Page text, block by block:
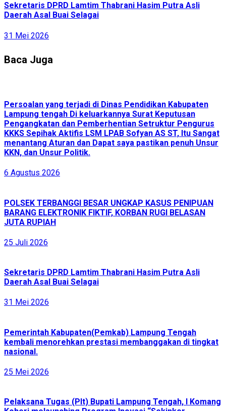
Sekretaris DPRD Lamtim Thabrani Hasim Putra Asli
Daerah Asal Buai Selagai
31 Mei 2026
Baca Juga
Persoalan yang terjadi di Dinas Pendidikan Kabupaten
Lampung tengah Di keluarkannya Surat Keputusan
Pengangkatan dan Pemberhentian Setruktur Pengurus
KKKS Sepihak Aktifis LSM LPAB Sofyan AS ST, Itu Sangat
menantang Aturan dan Dapat saya pastikan penuh Unsur
KKN, dan Unsur Politik.
6 Agustus 2026
POLSEK TERBANGGI BESAR UNGKAP KASUS PENIPUAN
BARANG ELEKTRONIK FIKTIF, KORBAN RUGI BELASAN
JUTA RUPIAH
25 Juli 2026
Sekretaris DPRD Lamtim Thabrani Hasim Putra Asli
Daerah Asal Buai Selagai
31 Mei 2026
Pemerintah Kabupaten(Pemkab) Lampung Tengah
kembali menorehkan prestasi membanggakan di tingkat
nasional.
25 Mei 2026
Pelaksana Tugas (Plt) Bupati Lampung Tengah, I Komang